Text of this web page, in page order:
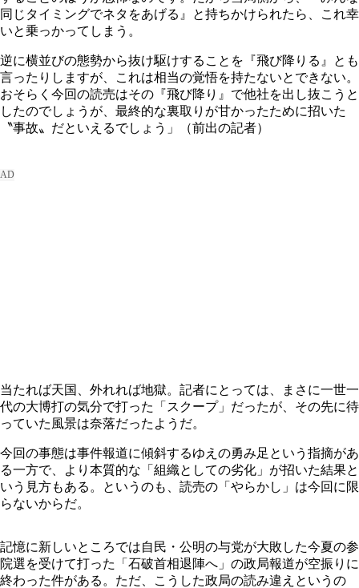
同じタイミングでネタをあげる』と持ちかけられたら、これ幸
いと乗っかってしまう。
逆に横並びの態勢から抜け駆けすることを『飛び降りる』とも
言ったりしますが、これは相当の覚悟を持たないとできない。
おそらく今回の読売はその『飛び降り』で他社を出し抜こうと
したのでしょうが、最終的な裏取りが甘かったために招いた
〝事故〟だといえるでしょう」（前出の記者）
当たれば天国、外れれば地獄。記者にとっては、まさに一世一
代の大博打の気分で打った「スクープ」だったが、その先に待
っていた風景は奈落だったようだ。
今回の事態は事件報道に傾斜するゆえの勇み足という指摘があ
る一方で、より本質的な「組織としての劣化」が招いた結果と
いう見方もある。というのも、読売の「やらかし」は今回に限
らないからだ。
記憶に新しいところでは自民・公明の与党が大敗した今夏の参
院選を受けて打った「石破首相退陣へ」の政局報道が空振りに
終わった件がある。ただ、こうした政局の読み違えというの